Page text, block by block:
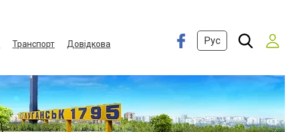
Транспорт
Довідкова
Рус